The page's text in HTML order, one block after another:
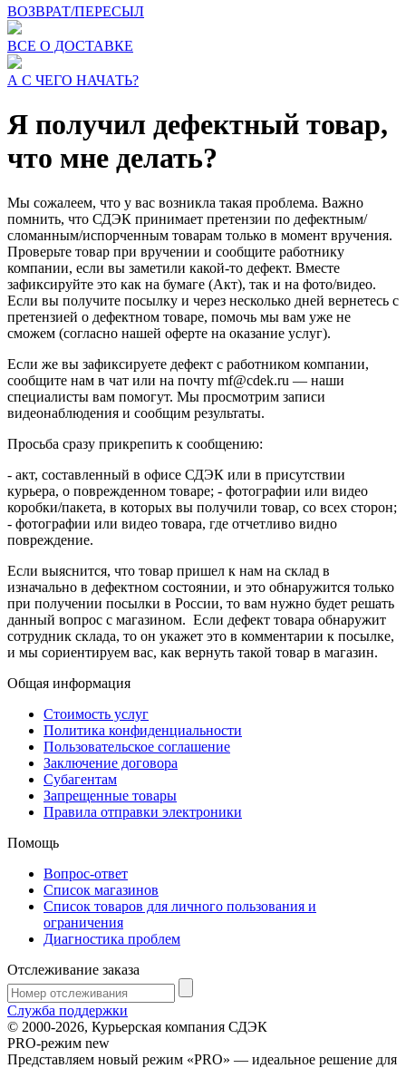
ВОЗВРАТ/ПЕРЕСЫЛ
ВСЕ О ДОСТАВКЕ
А С ЧЕГО НАЧАТЬ?
Я получил дефектный товар,
что мне делать?
Мы сожалеем, что у вас возникла такая проблема. Важно
помнить, что СДЭК принимает претензии по дефектным/
сломанным/испорченным товарам только в момент вручения.
Проверьте товар при вручении и сообщите работнику
компании, если вы заметили какой-то дефект. Вместе
зафиксируйте это как на бумаге (Акт), так и на фото/видео.
Если вы получите посылку и через несколько дней вернетесь с
претензией о дефектном товаре, помочь мы вам уже не
сможем (согласно нашей оферте на оказание услуг).
Если же вы зафиксируете дефект с работником компании,
сообщите нам в чат или на почту mf@cdek.ru — наши
специалисты вам помогут. Мы просмотрим записи
видеонаблюдения и сообщим результаты.
Просьба сразу прикрепить к сообщению:
- акт, составленный в офисе СДЭК или в присутствии
курьера, о поврежденном товаре; - фотографии или видео
коробки/пакета, в которых вы получили товар, со всех сторон;
- фотографии или видео товара, где отчетливо видно
повреждение.
Если выяснится, что товар пришел к нам на склад в
изначально в дефектном состоянии, и это обнаружится только
при получении посылки в России, то вам нужно будет решать
данный вопрос с магазином. Если дефект товара обнаружит
сотрудник склада, то он укажет это в комментарии к посылке,
и мы сориентируем вас, как вернуть такой товар в магазин.
Общая информация
Стоимость услуг
Политика конфиденциальности
Пользовательское соглашение
Заключение договора
Субагентам
Запрещенные товары
Правила отправки электроники
Помощь
Вопрос-ответ
Список магазинов
Список товаров для личного пользования и
ограничения
Диагностика проблем
Отслеживание заказа
Служба поддержки
© 2000-2026, Курьерская компания СДЭК
PRO-режим new
Представляем новый режим «PRO» — идеальное решение для